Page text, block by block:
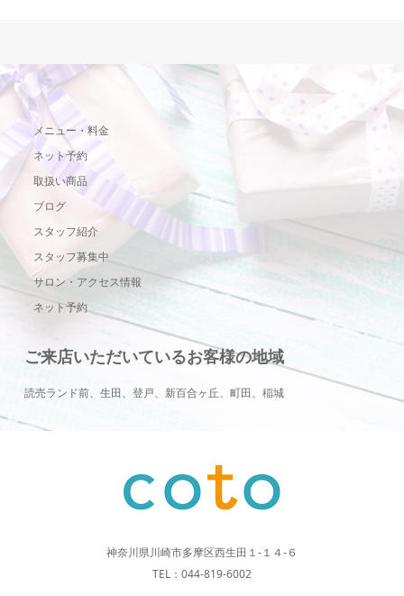
メニュー・料金
ネット予約
取扱い商品
ブログ
スタッフ紹介
スタッフ募集中
サロン・アクセス情報
ネット予約
ご来店いただいているお客様の地域
読売ランド前、生田、登戸、新百合ヶ丘、町田、稲城
神奈川県川崎市多摩区西生田１-１４-６
TEL：044-819-6002